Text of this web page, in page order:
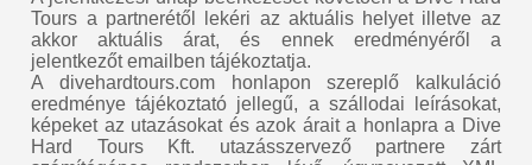
Tours a partnerétől lekéri az aktuális helyet illetve az
akkor aktuális árat, és ennek eredményéről a
jelentkezőt emailben tájékoztatja.
A divehardtours.com honlapon szereplő kalkuláció
eredménye tájékoztató jellegű, a szállodai leírásokat,
képeket az utazásokat és azok árait a honlapra a Dive
Hard Tours Kft. utazásszervező partnere zárt